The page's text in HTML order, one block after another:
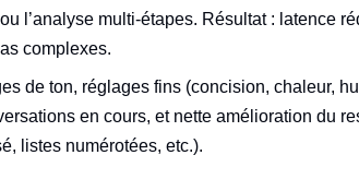
l’analyse multi‑étapes. Résultat : latence
complexes.
de ton, réglages fins (concision, chaleur,
en cours, et nette amélioration du
listes numérotées, etc.).